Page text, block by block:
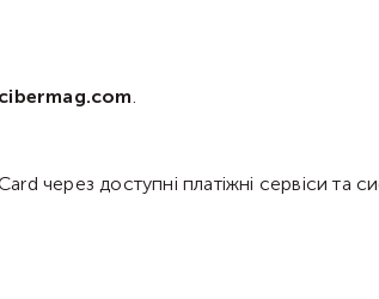
.
через доступні платіжні сервіси та